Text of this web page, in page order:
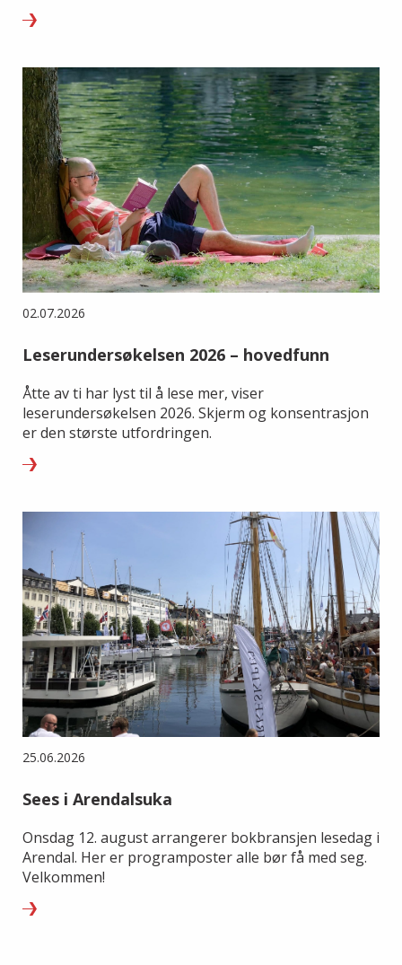
02.07.2026
Leserundersøkelsen 2026 – hovedfunn
Åtte av ti har lyst til å lese mer, viser
leserundersøkelsen 2026. Skjerm og konsentrasjon
er den største utfordringen.
25.06.2026
Sees i Arendalsuka
Onsdag 12. august arrangerer bokbransjen lesedag i
Arendal. Her er programposter alle bør få med seg.
Velkommen!